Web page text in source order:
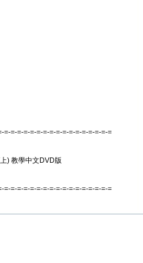
=-=-=-=-=-=-=-=-=-=-=-=-=-=-=-=-=
) 教學中文DVD版
=-=-=-=-=-=-=-=-=-=-=-=-=-=-=-=-=